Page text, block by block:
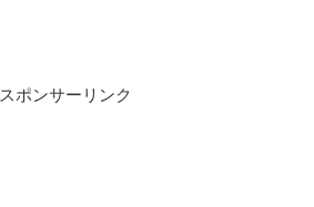
スポンサーリンク